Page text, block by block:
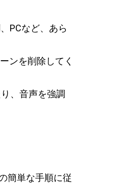
PCなど、あら
ンを削除してく
、音声を強調
簡単な手順に従